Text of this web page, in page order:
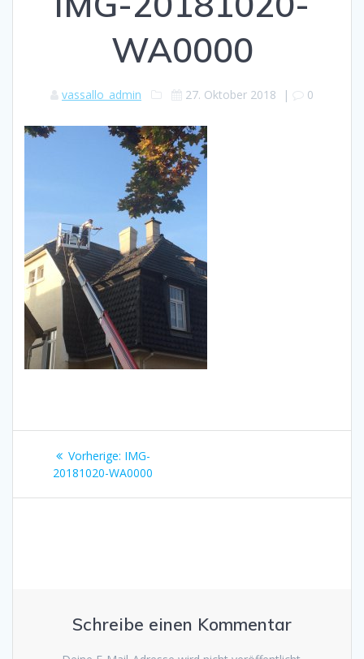
WA0000
vassallo_admin 27. Oktober 2018 | 0
Beitragsnavigation
Vorherige: Vorheriger
Beitrag:
IMG-
20181020-WA0000
Schreibe einen Kommentar